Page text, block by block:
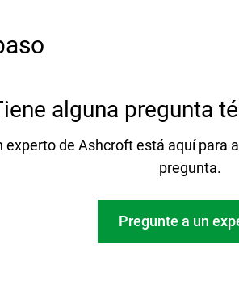
alguna pregunta
experto de Ashcroft está aquí para
pregunta.
Pregunte a un